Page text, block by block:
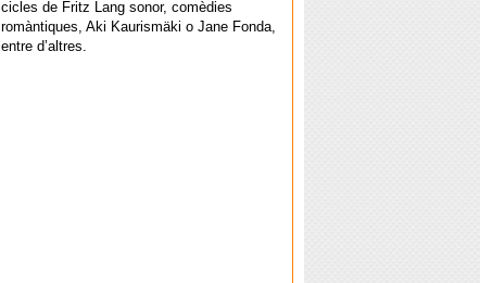
cicles de Fritz Lang sonor, comèdies
romàntiques, Aki Kaurismäki o Jane Fonda,
entre d’altres.